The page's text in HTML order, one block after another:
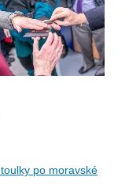
po moravské